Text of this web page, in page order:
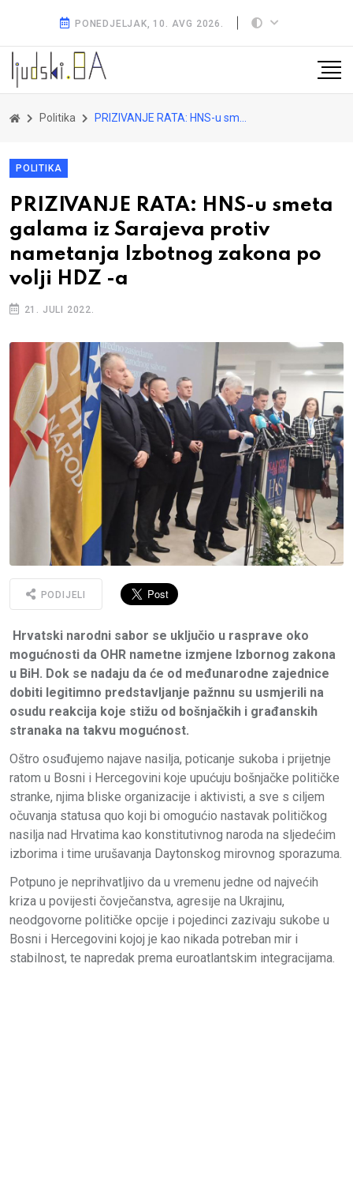
PONEDJELJAK, 10. AVG 2026.
Politika PRIZIVANJE RATA: HNS-u smeta galama iz Sarajeva protiv nametanja Izbotnog zakona po volji HDZ -a
POLITIKA
PRIZIVANJE RATA: HNS-u smeta
galama iz Sarajeva protiv
nametanja Izbotnog zakona po
volji HDZ -a
21. JULI 2022.
PODIJELI
Hrvatski narodni sabor se uključio u rasprave oko
mogućnosti da OHR nametne izmjene Izbornog zakona
u BiH. Dok se nadaju da će od međunarodne zajednice
dobiti legitimno predstavljanje pažnnu su usmjerili na
osudu reakcija koje stižu od bošnjačkih i građanskih
stranaka na takvu mogućnost.
Oštro osuđujemo najave nasilja, poticanje sukoba i prijetnje
ratom u Bosni i Hercegovini koje upućuju bošnjačke političke
stranke, njima bliske organizacije i aktivisti, a sve s ciljem
očuvanja statusa quo koji bi omogućio nastavak političkog
nasilja nad Hrvatima kao konstitutivnog naroda na sljedećim
izborima i time urušavanja Daytonskog mirovnog sporazuma.
Potpuno je neprihvatljivo da u vremenu jedne od najvećih
kriza u povijesti čovječanstva, agresije na Ukrajinu,
neodgovorne političke opcije i pojedinci zazivaju sukobe u
Bosni i Hercegovini kojoj je kao nikada potreban mir i
stabilnost, te napredak prema euroatlantskim integracijama.